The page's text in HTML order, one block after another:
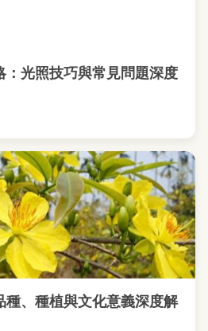
：光照技巧與常見問題深度
種、種植與文化意義深度解